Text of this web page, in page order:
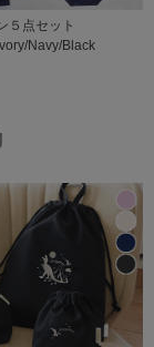
５点セット
Navy/Black